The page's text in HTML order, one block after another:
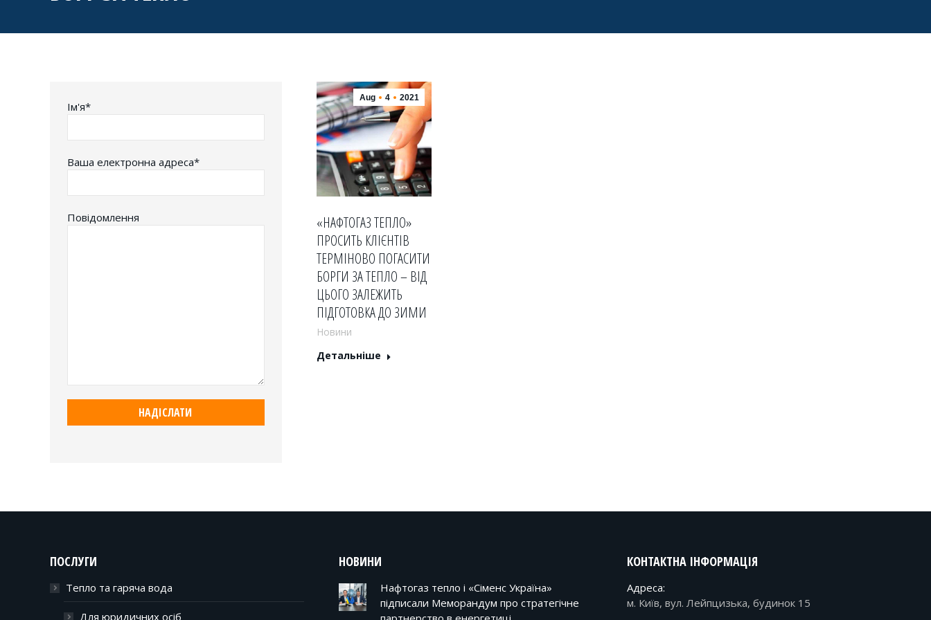
Aug 4 2021
«НАФТОГАЗ ТЕПЛО»
ПРОСИТЬ КЛІЄНТІВ
ТЕРМІНОВО ПОГАСИТИ
БОРГИ ЗА ТЕПЛО – ВІД
ЦЬОГО ЗАЛЕЖИТЬ
ПІДГОТОВКА ДО ЗИМИ
Новини
Детальніше
Iм'я*
Ваша електронна адреса*
Повідомлення
ПОСЛУГИ
Тепло та гаряча вода
Для юридичних осіб
НОВИНИ
Нафтогаз тепло і «Сіменс Україна»
підписали Меморандум про стратегічне
КОНТАКТНА ІНФОРМАЦІЯ
Адреса:
м. Київ, вул. Лейпцизька, будинок 15